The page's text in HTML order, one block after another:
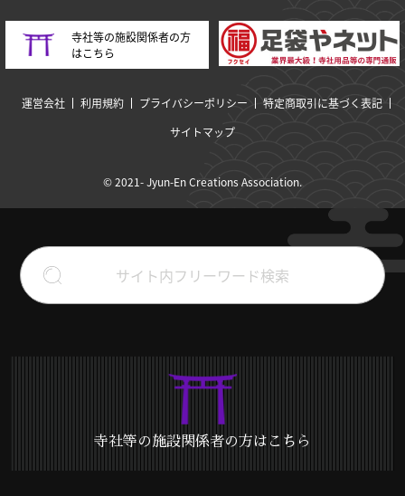
寺社等の施設関係者の方
はこちら
運営会社 利用規約 プライバシーポリシー
特定商取引に基づく表記
サイトマップ
© 2021- Jyun-En Creations Association.
寺社等の施設関係者の方はこちら